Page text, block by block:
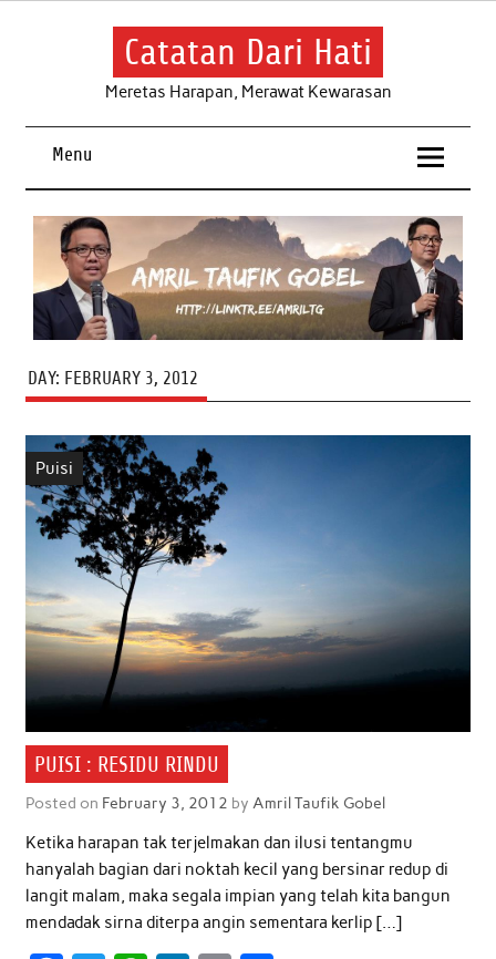
Skip
Catatan Dari Hati
Meretas Harapan, Merawat Kewarasan
Menu
DAY: FEBRUARY 3, 2012
Puisi
PUISI : RESIDU RINDU
Posted on February 3, 2012 by Amril Taufik Gobel
Ketika harapan tak terjelmakan dan ilusi tentangmu
hanyalah bagian dari noktah kecil yang bersinar redup di
langit malam, maka segala impian yang telah kita bangun
mendadak sirna diterpa angin sementara kerlip […]